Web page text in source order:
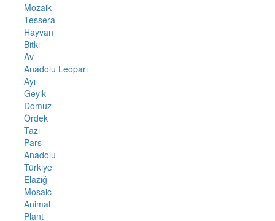
Mozaik
Tessera
Hayvan
Bitki
Av
Anadolu Leoparı
Ayı
Geyik
Domuz
Ördek
Tazı
Pars
Anadolu
Türkiye
Elazığ
Mosaic
Animal
Plant